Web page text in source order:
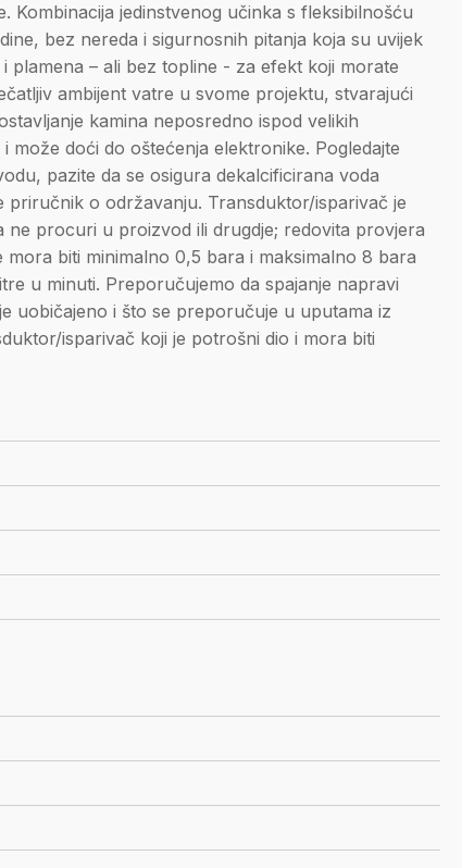
Kombinacija jedinstvenog učinka s fleksibilnošću
bez nereda i sigurnosnih pitanja koja su uvijek
plamena – ali bez topline - za efekt koji morate
ambijent vatre u svome projektu, stvarajući
kamina neposredno ispod velikih
doći do oštećenja elektronike. Pogledajte
pazite da se osigura dekalcificirana voda
priručnik o održavanju. Transduktor/isparivač je
ne procuri u proizvod ili drugdje; redovita provjera
biti minimalno 0,5 bara i maksimalno 8 bara
u minuti. Preporučujemo da spajanje napravi
uobičajeno i što se preporučuje u uputama iz
isparivač koji je potrošni dio i mora biti